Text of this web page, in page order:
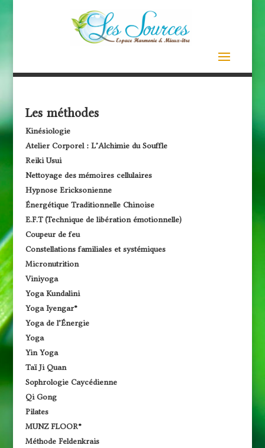
Les méthodes
Kinésiologie
Atelier Corporel : L’Alchimie du Souffle
Reiki Usui
Nettoyage des mémoires cellulaires
Hypnose Ericksonienne
Énergétique Traditionnelle Chinoise
E.F.T (Technique de libération émotionnelle)
Coupeur de feu
Constellations familiales et systémiques
Micronutrition
Viniyoga
Yoga Kundalini
Yoga Iyengar®
Yoga de l’Énergie
Yoga
Yin Yoga
Taï Ji Quan
Sophrologie Caycédienne
Qi Gong
Pilates
MUNZ FLOOR®
Méthode Feldenkrais